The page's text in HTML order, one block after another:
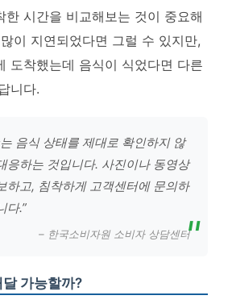
한 시간을 비교해보는 것이 중요해
이 지연되었다면 그럴 수 있지만,
도착했는데 음식이 식었다면 다른
니다.
음식 상태를 제대로 확인하지 않
응하는 것입니다. 사진이나 동영상
하고, 침착하게 고객센터에 문의하
다.”
– 한국소비자원 소비자 상담센터
가능할까?